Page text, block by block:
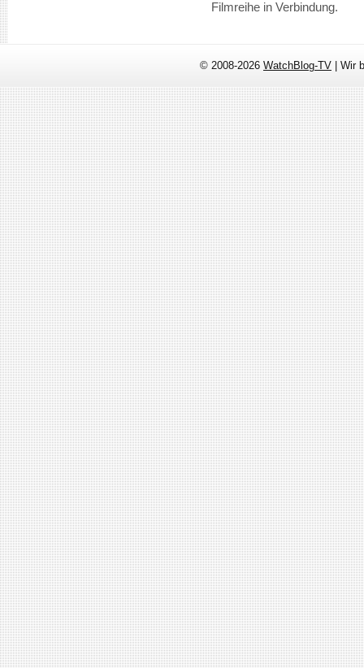
Filmreihe in Verbindung.
© 2008-2026 WatchBlog-TV | Wir